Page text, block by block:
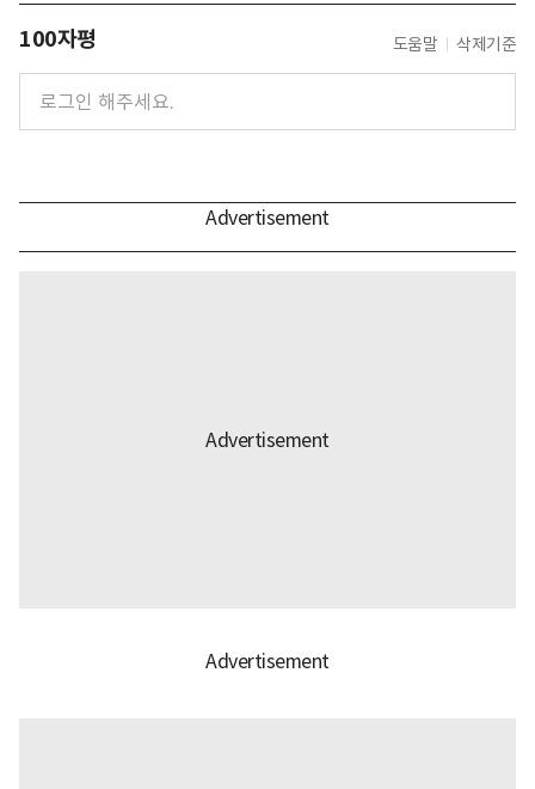
100자평 도움말 삭제기준